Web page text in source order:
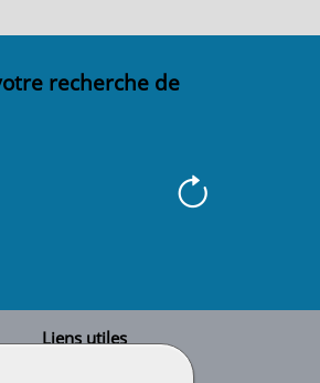
recherche de
Liens utiles